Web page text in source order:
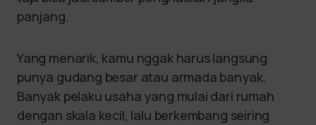
panjang.
Yang menarik, kamu nggak harus langsung
punya gudang besar atau armada banyak.
Banyak pelaku usaha yang mulai dari rumah
dengan skala kecil, lalu berkembang seiring